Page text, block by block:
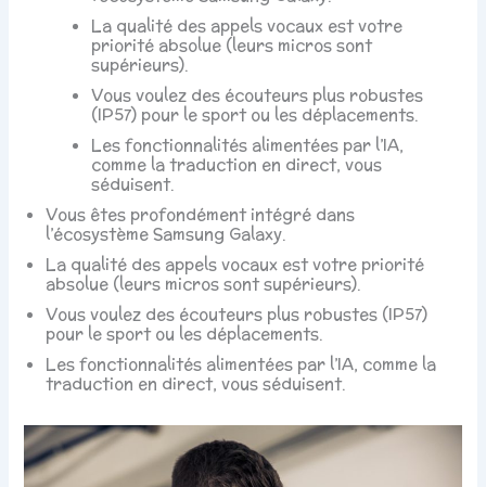
La qualité des appels vocaux est votre
priorité absolue (leurs micros sont
supérieurs).
Vous voulez des écouteurs plus robustes
(IP57) pour le sport ou les déplacements.
Les fonctionnalités alimentées par l’IA,
comme la traduction en direct, vous
séduisent.
Vous êtes profondément intégré dans
l’écosystème Samsung Galaxy.
La qualité des appels vocaux est votre priorité
absolue (leurs micros sont supérieurs).
Vous voulez des écouteurs plus robustes (IP57)
pour le sport ou les déplacements.
Les fonctionnalités alimentées par l’IA, comme la
traduction en direct, vous séduisent.